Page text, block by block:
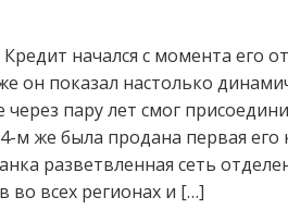
начался с момента его
он показал настолько
через пару лет смог
м же была продана первая его
разветвленная сеть
во всех регионах и […]